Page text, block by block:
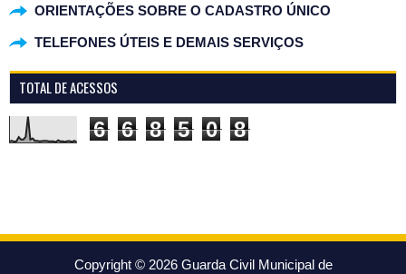
ORIENTAÇÕES SOBRE O CADASTRO ÚNICO
TELEFONES ÚTEIS E DEMAIS SERVIÇOS
TOTAL DE ACESSOS
6 6 8 5 0 8
Copyright © 2026 Guarda Civil Municipal de